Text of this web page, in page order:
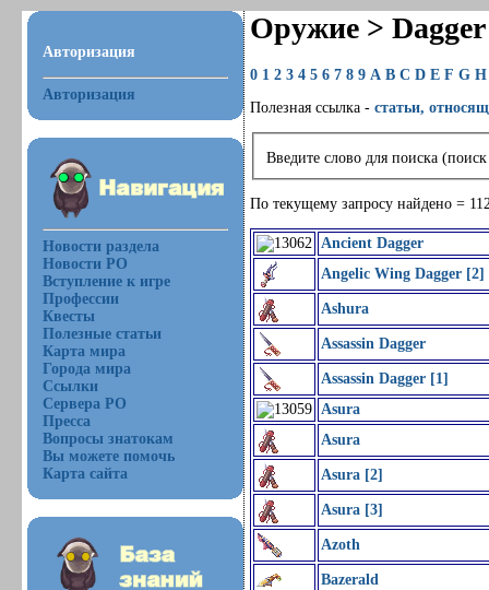
Авторизация
Авторизация
Новости раздела
Новости РО
Вступление к игре
Профессии
Квесты
Полезные статьи
Карта мира
Города мира
Ссылки
Сервера РО
Пресса
Вопросы знатокам
Вы можете помочь
Карта сайта
Оружие > Dagger
0 1 2 3 4 5 6 7 8 9 A B C D E F G H
Полезная ссылка -статьи,
Введите слово для поиска
По текущему запросу найдено =
Ancient Dagger
Angelic Wing Dagger [2]
Ashura
Assassin Dagger
Assassin Dagger [1]
Asura
Asura
Asura [2]
Asura [3]
Azoth
Bazerald